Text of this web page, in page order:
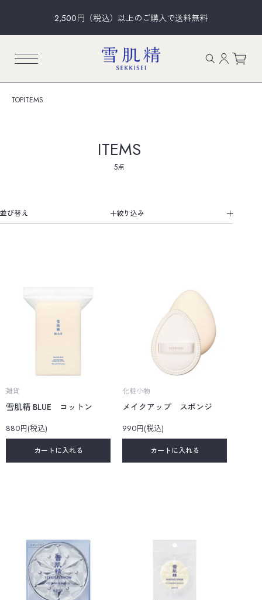
2,500円（税込）以上のご購入で送料無料
TOPITEMS
ITEMS
5点
並び替え
雑貨
雪肌精 BLUE コットン
880円(税込)
カートに入れる
化粧小物
メイクアップ スポンジ
990円(税込)
カートに入れる